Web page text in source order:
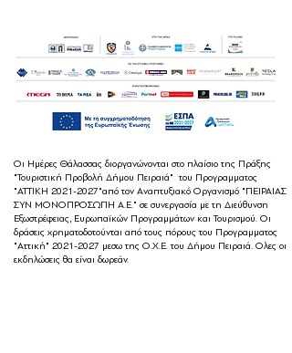
Οι Ημέρες Θάλασσας διοργανώνονται στο πλαίσιο της Πράξης
"Τουριστική Προβολή Δήμου Πειραιά" του Προγραμματος
"ΑΤΤΙΚΗ 2021-2027"από τον Αναπτυξιακό Οργανισμό "ΠΕΙΡΑΙΑΣ
ΣΥΝ ΜΟΝΟΠΡΟΣΩΠΗ Α.Ε." σε συνεργασία με τη Διεύθυνση
Εξωστρέφειας, Ευρωπαϊκών Προγραμμάτων και Τουρισμού. Οι
δράσεις χρηματοδοτούνται από τους πόρους του Προγραμματος
"Αττική" 2021-2027 μεσω της Ο.Χ.Ε. του Δήμου Πειραιά. Ολες οι
εκδηλώσεις θα είναι δωρεάν.